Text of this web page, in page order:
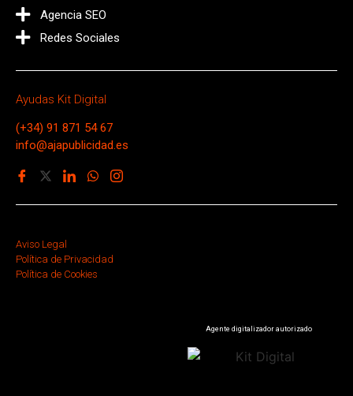
Agencia SEO
Redes Sociales
Ayudas Kit Digital
(+34) 91 871 54 67
info@ajapublicidad.es
Aviso Legal
Política de Privacidad
Política de Cookies
Agente digitalizador autorizado